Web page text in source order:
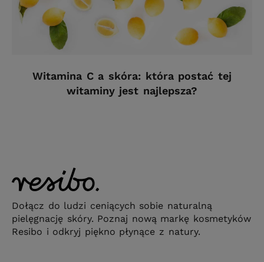
Witamina C a skóra: która postać tej
witaminy jest najlepsza?
Dołącz do ludzi ceniących sobie naturalną
pielęgnację skóry. Poznaj nową markę kosmetyków
Resibo i odkryj piękno płynące z natury.